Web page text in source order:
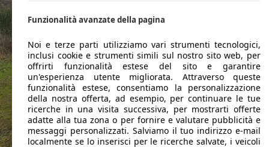
Funzionalità avanzate della pagina
Noi e terze parti utilizziamo vari strumenti tecnologici,
inclusi cookie e strumenti simili sul nostro sito web, per
offrirti funzionalità estese del sito e garantire
un'esperienza utente migliorata. Attraverso queste
funzionalità estese, consentiamo la personalizzazione
della nostra offerta, ad esempio, per continuare le tue
ricerche in una visita successiva, per mostrarti offerte
adatte alla tua zona o per fornire e valutare pubblicità e
messaggi personalizzati. Salviamo il tuo indirizzo e-mail
localmente se lo inserisci per le ricerche salvate, i veicoli